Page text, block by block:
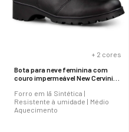
+ 2 cores
Bota para neve feminina com
couro impermeável New Cervinia
Forro em lã Sintética |
Resistente à umidade | Médio
Aquecimento